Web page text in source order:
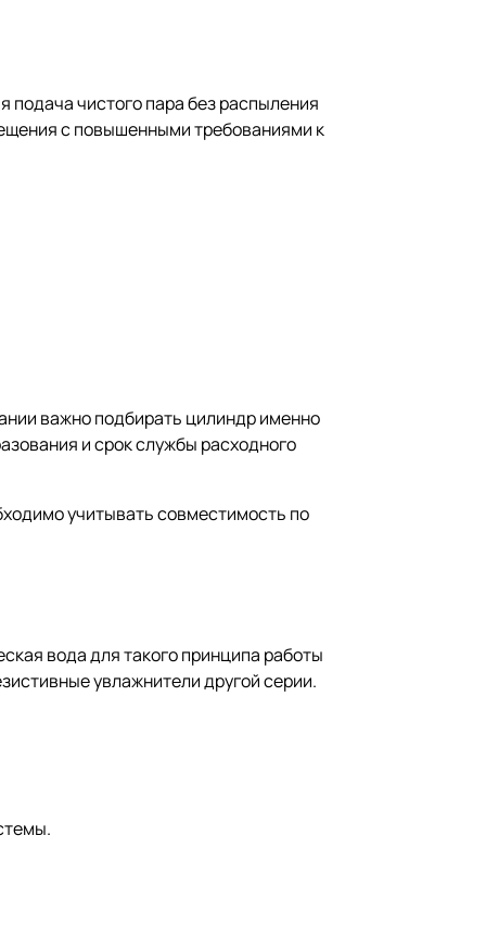
подача чистого пара без распыления
с повышенными требованиями к
важно подбирать цилиндр именно
и срок службы расходного
учитывать совместимость по
вода для такого принципа работы
увлажнители другой серии.